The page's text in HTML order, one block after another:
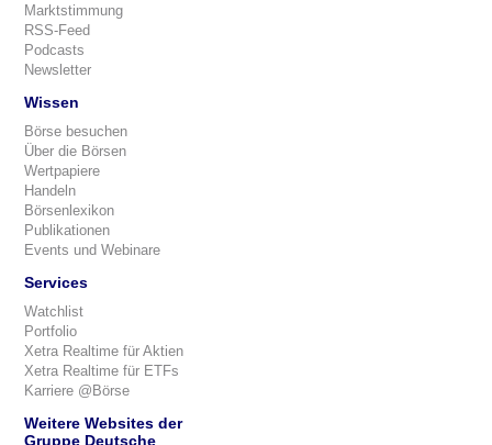
Marktstimmung
RSS-Feed
Podcasts
Newsletter
Wissen
Börse besuchen
Über die Börsen
Wertpapiere
Handeln
Börsenlexikon
Publikationen
Events und Webinare
Services
Watchlist
Portfolio
Xetra Realtime für Aktien
Xetra Realtime für ETFs
Karriere @Börse
Weitere Websites der
Gruppe Deutsche